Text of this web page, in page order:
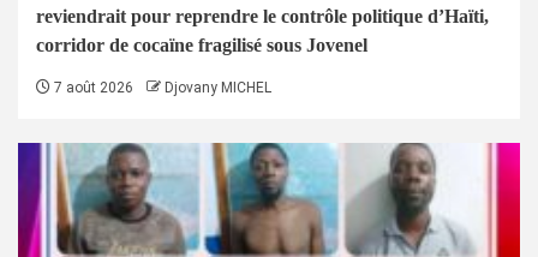
reviendrait pour reprendre le contrôle politique d’Haïti,
corridor de cocaïne fragilisé sous Jovenel
7 août 2026 Djovany MICHEL